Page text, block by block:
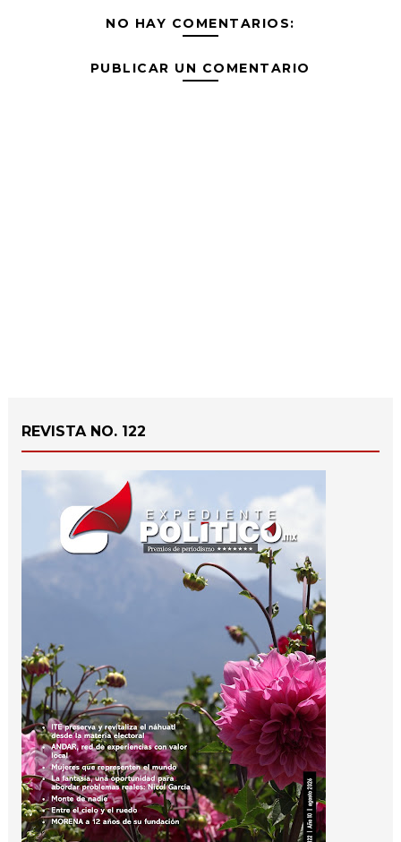
NO HAY COMENTARIOS:
PUBLICAR UN COMENTARIO
REVISTA NO. 122